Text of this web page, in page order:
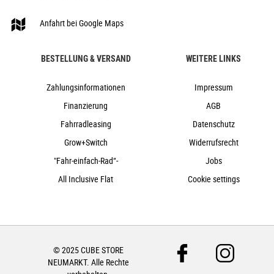
23,8 kg
swampgrey´n´black
2024
Cube
e-Bike, Fully, Mountainbike
nein
2024
nein
nein
Anfahrt bei Google Maps
BESTELLUNG & VERSAND
Zahlungsinformationen
Finanzierung
Fahrradleasing
Grow+Switch
"Fahr-einfach-Rad“-
All Inclusive Flat
WEITERE LINKS
Impressum
AGB
Datenschutz
Widerrufsrecht
Jobs
Cookie settings
© 2025 CUBE STORE
NEUMARKT. Alle Rechte